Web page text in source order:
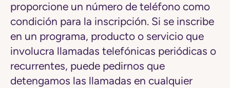
proporcione un número de teléfono como
condición para la inscripción. Si se inscribe
en un programa, producto o servicio que
involucra llamadas telefónicas periódicas o
recurrentes, puede pedirnos que
detengamos las llamadas en cualquier